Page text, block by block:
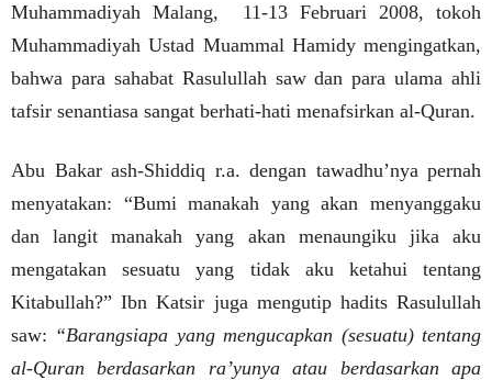
Muhammadiyah Malang,
11-13 Februari 2008, tokoh
Muhammadiyah Ustad Muammal Hamidy mengingatkan,
bahwa para sahabat Rasulullah saw dan para ulama ahli
tafsir senantiasa sangat berhati-hati menafsirkan al-Quran.
Abu Bakar ash-Shiddiq r.a. dengan tawadhu’nya pernah
menyatakan: “Bumi manakah yang akan menyanggaku
dan langit manakah yang akan menaungiku jika aku
mengatakan sesuatu yang tidak aku ketahui tentang
Kitabullah?” Ibn Katsir juga mengutip hadits Rasulullah
saw: “Barangsiapa yang mengucapkan (sesuatu) tentang
al-Quran berdasarkan ra’yunya atau berdasarkan apa